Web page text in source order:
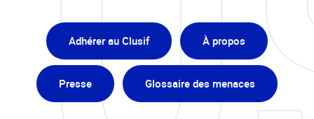
Adhérer au Clusif À propos
Presse Glossaire des menaces